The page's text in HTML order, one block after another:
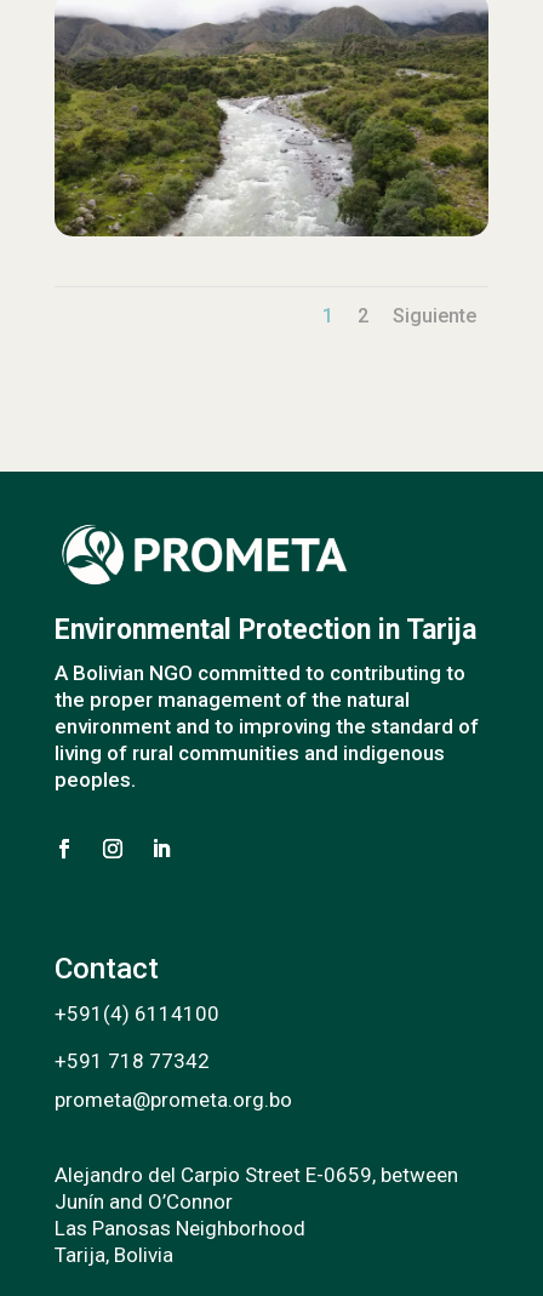
1 2 Siguiente
Environmental Protection in Tarija
A Bolivian NGO committed to contributing to
the proper management of the natural
environment and to improving the standard of
living of rural communities and indigenous
peoples.
Contact
+591(4) 6114100
+591 718 77342
prometa@prometa.org.bo
Alejandro del Carpio Street E-0659, between
Junín and O’Connor
Las Panosas Neighborhood
Tarija, Bolivia